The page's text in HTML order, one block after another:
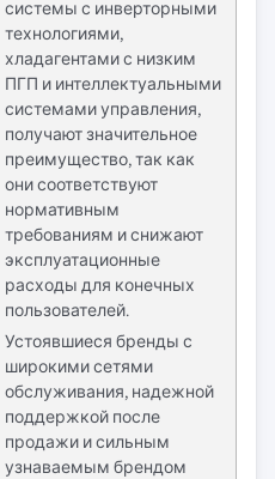
системы с инверторными
технологиями,
хладагентами с низким
ПГП и интеллектуальными
системами управления,
получают значительное
преимущество, так как
они соответствуют
нормативным
требованиям и снижают
эксплуатационные
расходы для конечных
пользователей.
Устоявшиеся бренды с
широкими сетями
обслуживания, надежной
поддержкой после
продажи и сильным
узнаваемым брендом